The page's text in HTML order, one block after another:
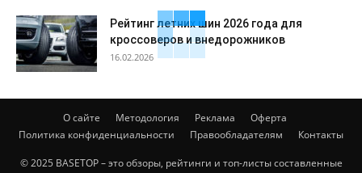
Рейтинг летних шин 2026 года для
кроссоверов и внедорожников
16.02.2026
О сайте Методология Реклама
Оферта
Политика конфиденциальности
Правообладателям Контакты
© 2025 BASETOP – это обзоры, рейтинги и топ-листы составленные